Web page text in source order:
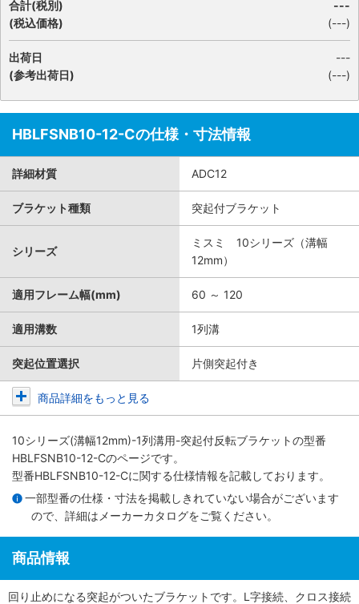
合計(税別)
(税込価格)
---
(---)
出荷日
(参考出荷日)
---
(---)
HBLFSNB10-12-Cの仕様・寸法情報
詳細材質 ADC12
ブラケット種類 突起付ブラケット
シリーズ
ミスミ 10シリーズ（溝幅
12mm）
適用フレーム幅(mm) 60 ～ 120
適用溝数 1列溝
突起位置選択 片側突起付き
商品詳細をもっと見る
10シリーズ(溝幅12mm)-1列溝用-突起付反転ブラケットの型番
HBLFSNB10-12-Cのページです。
型番HBLFSNB10-12-Cに関する仕様情報を記載しております。
一部型番の仕様・寸法を掲載しきれていない場合がございます
ので、詳細は メーカーカタログをご覧ください。
商品情報
回り止めになる突起がついたブラケットです。L字接続、クロス接続